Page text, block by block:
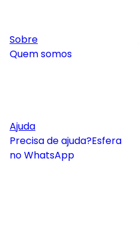
Sobre
Quem somos
Ajuda
Precisa de ajuda?Esfera
no WhatsApp